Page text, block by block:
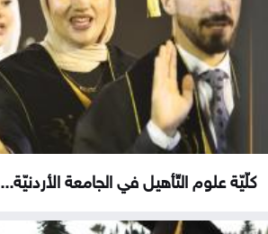
كلّيّة علوم التّأهيل في الجامعة الأردنيّة...